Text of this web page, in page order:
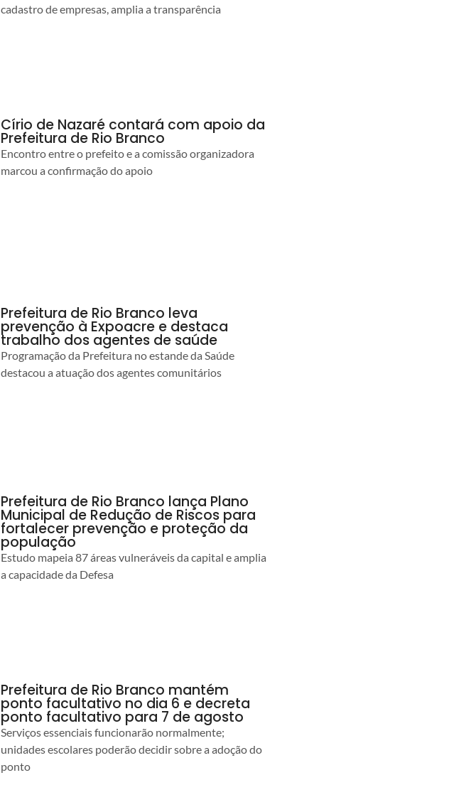
cadastro de empresas, amplia a transparência
Círio de Nazaré contará com apoio da
Prefeitura de Rio Branco
Encontro entre o prefeito e a comissão organizadora
marcou a confirmação do apoio
Prefeitura de Rio Branco leva
prevenção à Expoacre e destaca
trabalho dos agentes de saúde
Programação da Prefeitura no estande da Saúde
destacou a atuação dos agentes comunitários
Prefeitura de Rio Branco lança Plano
Municipal de Redução de Riscos para
fortalecer prevenção e proteção da
população
Estudo mapeia 87 áreas vulneráveis da capital e amplia
a capacidade da Defesa
Prefeitura de Rio Branco mantém
ponto facultativo no dia 6 e decreta
ponto facultativo para 7 de agosto
Serviços essenciais funcionarão normalmente;
unidades escolares poderão decidir sobre a adoção do
ponto